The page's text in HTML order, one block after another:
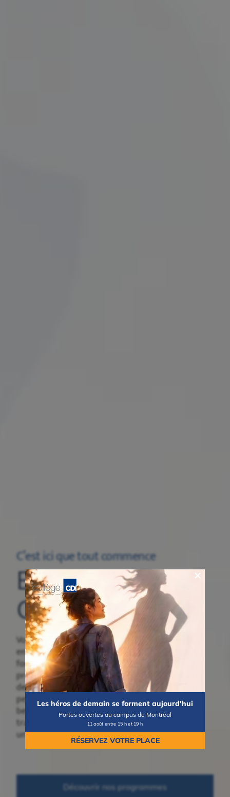
Les héros de demain se forment aujourd'hui
Portes ouvertes au campus de Montréal
11 août entre 15 h et 19 h
RÉSERVEZ VOTRE PLACE
C’est ici que tout commence
Bienvenue au
Collège CDI
Vous songez à
entreprendre une
formation collégiale ou
professionnelle? Découvrez
des programmes concrets,
pensés pour répondre aux
besoins du marché du
travail et vous mener vers
une carrière valorisante.
Découvrir nos programmes